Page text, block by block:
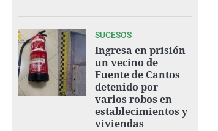
SUCESOS
Ingresa en prisión
un vecino de
Fuente de Cantos
detenido por
varios robos en
establecimientos y
viviendas